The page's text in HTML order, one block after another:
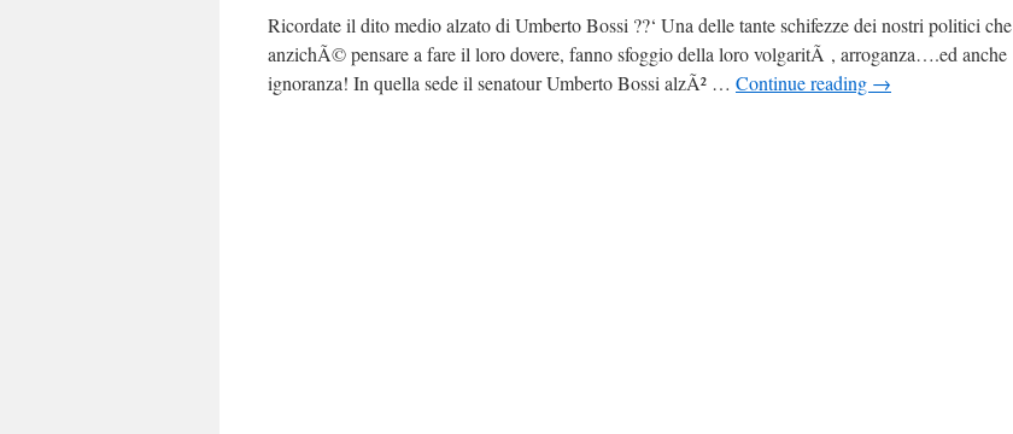
Ricordate il dito medio alzato di Umberto Bossi ??‘ Una delle tante schifezze dei nostri politici che
anzichÃ© pensare a fare il loro dovere, fanno sfoggio della loro volgaritÃ , arroganza….ed anche
ignoranza! In quella sede il senatour Umberto Bossi alzÃ² … Continue reading →